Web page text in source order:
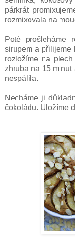
párkrát
rozmixovala na
Poté prošleháme
sirupem a přilijeme
rozložíme na
zhruba na 15
nespálila.
Necháme ji
čokoládu. Uložíme